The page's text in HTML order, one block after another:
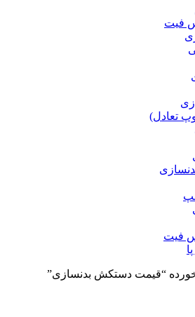
فیت
تعادل)
فیت
“قیمت دستکش بدنسازی”